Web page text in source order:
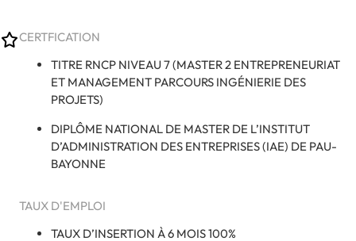
CERTFICATION
TITRE RNCP NIVEAU 7 (MASTER 2 ENTREPRENEURIAT
ET MANAGEMENT PARCOURS INGÉNIERIE DES
PROJETS)
DIPLÔME NATIONAL DE MASTER DE L’INSTITUT
D’ADMINISTRATION DES ENTREPRISES (IAE) DE PAU-
BAYONNE
TAUX D'EMPLOI
TAUX D’INSERTION À 6 MOIS 100%